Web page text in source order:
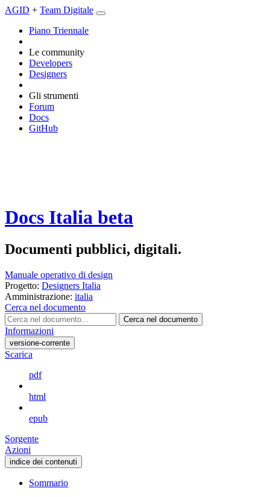
AGID + Team Digitale
Piano Triennale
Le community
Developers
Designers
Gli strumenti
Forum
Docs
GitHub
Docs Italia beta
Documenti pubblici, digitali.
Manuale operativo di design
Progetto: Designers Italia
Amministrazione: italia
Cerca nel documento
Cerca nel documento
Informazioni
versione-corrente
Scarica
pdf
html
epub
Sorgente
Azioni
indice dei contenuti
Sommario